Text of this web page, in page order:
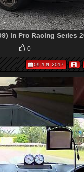
0
09 ก.พ. 2017